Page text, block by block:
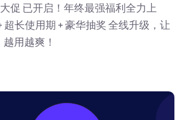
促 已开启！年终最强福利全力上
超长使用期 + 豪华抽奖 全线升级，让
用越爽！